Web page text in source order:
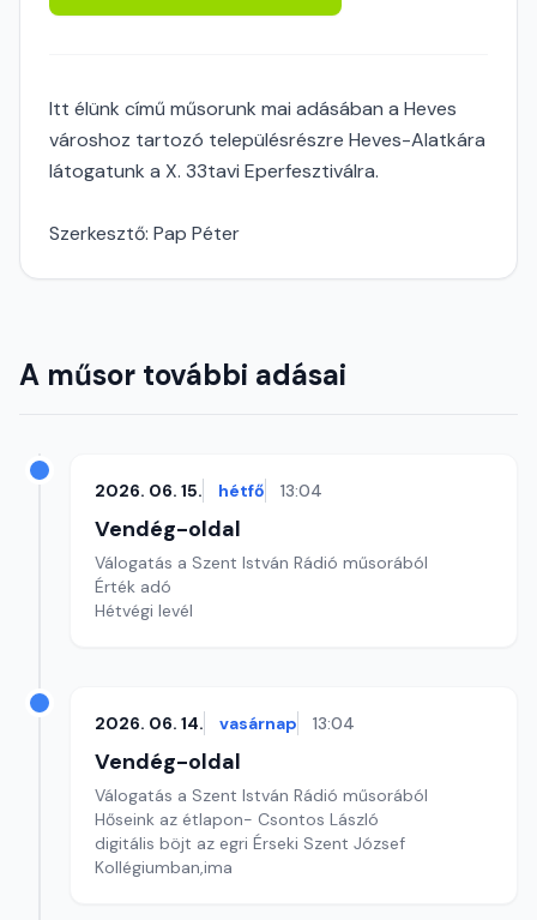
Itt élünk című műsorunk mai adásában a Heves
városhoz tartozó településrészre Heves-Alatkára
látogatunk a X. 33tavi Eperfesztiválra.
Szerkesztő: Pap Péter
A műsor további adásai
2026. 06. 15. hétfő 13:04
Vendég-oldal
Válogatás a Szent István Rádió műsorából
Érték adó
Hétvégi levél
2026. 06. 14. vasárnap 13:04
Vendég-oldal
Válogatás a Szent István Rádió műsorából
Hőseink az étlapon- Csontos László
digitális böjt az egri Érseki Szent József
Kollégiumban,ima